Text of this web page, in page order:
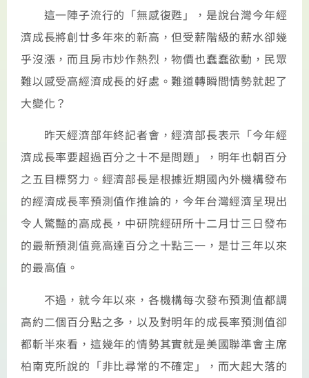
這一陣子流行的「無感復甦」，是說台灣今年經
濟成長將創廿多年來的新高，但受薪階級的薪水卻幾
乎沒漲，而且房市炒作熱烈，物價也蠢蠢欲動，民眾
難以感受高經濟成長的好處。難道轉瞬間情勢就起了
大變化？
昨天經濟部年終記者會，經濟部長表示「今年經
濟成長率要超過百分之十不是問題」，明年也朝百分
之五目標努力。經濟部長是根據近期國內外機構發布
的經濟成長率預測值作推論的，今年台灣經濟呈現出
令人驚豔的高成長，中研院經研所十二月廿三日發布
的最新預測值竟高達百分之十點三一，是廿三年以來
的最高值。
不過，就今年以來，各機構每次發布預測值都調
高約二個百分點之多，以及對明年的成長率預測值卻
都斬半來看，這幾年的情勢其實就是美國聯準會主席
柏南克所說的「非比尋常的不確定」，而大起大落的